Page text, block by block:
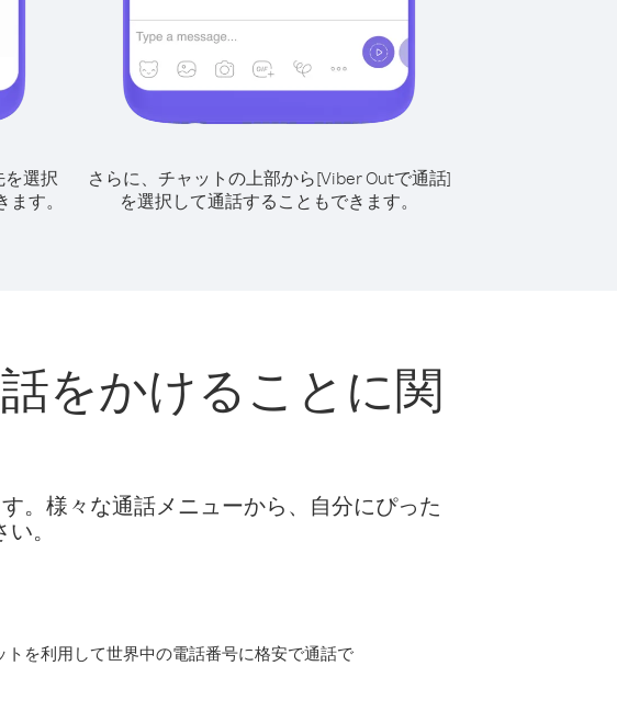
を選択
す。
さらに、チャットの上部から[Viber Outで通話]
を選択して通話することもできます。
をかけることに関
。様々な通話メニューから、自分にぴった
。
を利用して世界中の電話番号に格安で通話で